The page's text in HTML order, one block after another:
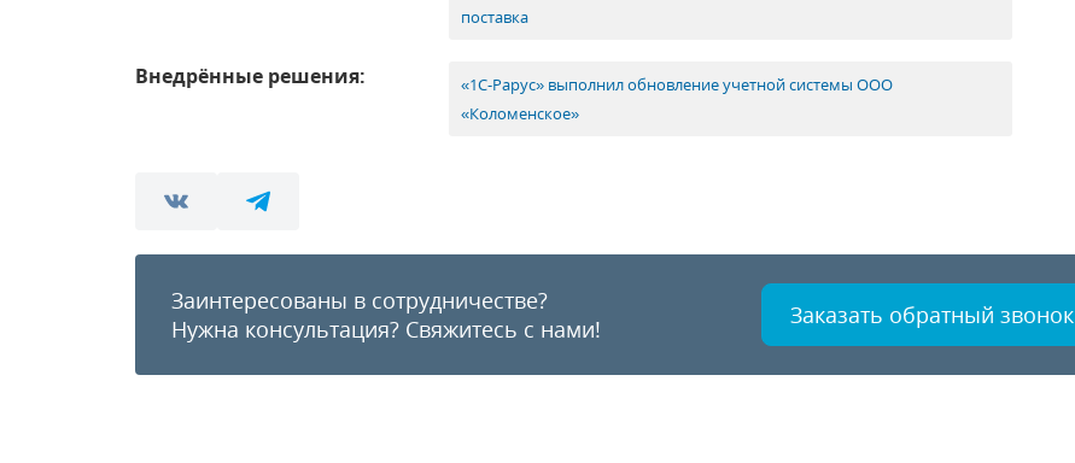
поставка
Внедрённые решения:
«1С-Рарус» выполнил обновление учетной системы ООО
«Коломенское»
Заинтересованы в сотрудничестве?
Нужна консультация? Свяжитесь с нами! Заказать обратный звонок